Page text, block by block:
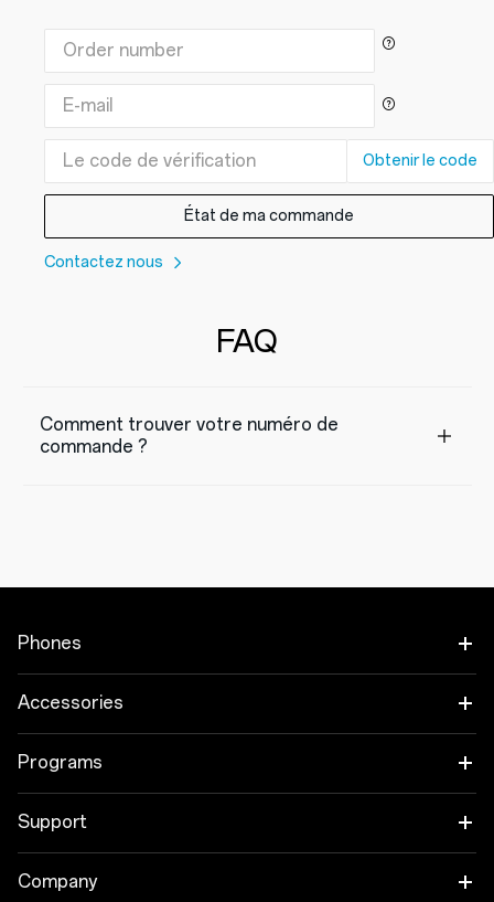
Obtenir le code
État de ma commande
Contactez nous
FAQ
Comment trouver votre numéro de
commande ?
Phones
OnePlus 15
Accessories
Audio
Programs
Trade-in Program
Support
OnePlus Store app
Company